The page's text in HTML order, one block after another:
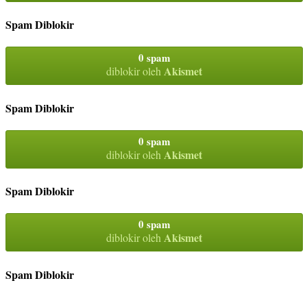
Spam Diblokir
0 spam
diblokir olehAkismet
Spam Diblokir
0 spam
diblokir oleh Akismet
Spam Diblokir
0 spam
diblokir olehAkismet
Spam Diblokir